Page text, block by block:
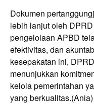
Dokumen
lebih lanjut oleh
pengelolaan APBD
efektivitas, dan
kesepakatan ini,
menunjukkan
kelola pemerintahan
yang berkualitas.(Ania)